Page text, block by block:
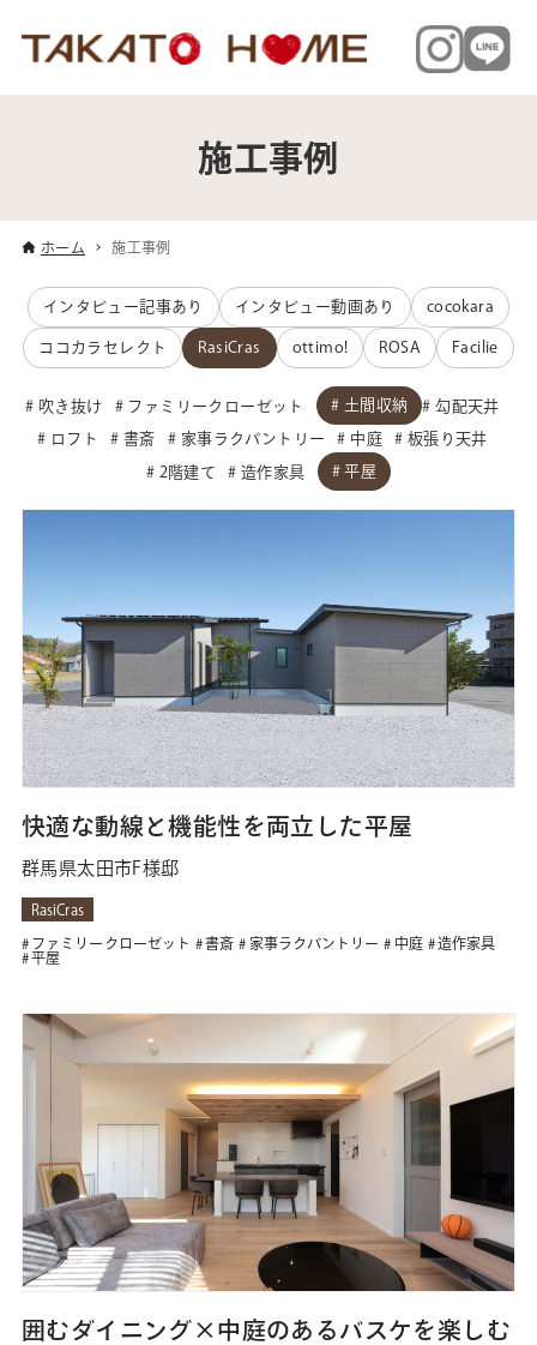
施工事例
ホーム 施工事例
インタビュー記事あり インタビュー動画あり cocokara
ココカラセレクト RasiCras ottimo! ROSA Facilie
吹き抜け ファミリークローゼット 土間収納 勾配天井
ロフト 書斎 家事ラクパントリー 中庭 板張り天井
2階建て 造作家具 平屋
快適な動線と機能性を両立した平屋
群馬県太田市F様邸
RasiCras
ファミリークローゼット 書斎 家事ラクパントリー 中庭
造作家具
平屋
囲むダイニング×中庭のあるバスケを楽しむ